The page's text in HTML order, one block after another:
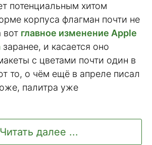
потенциальным хитом
корпуса флагман почти не
вот главное изменение Apple
заранее, и касается оно
с цветами почти один в
то, о чём ещё в апреле писал
палитра уже
Читать далее ...